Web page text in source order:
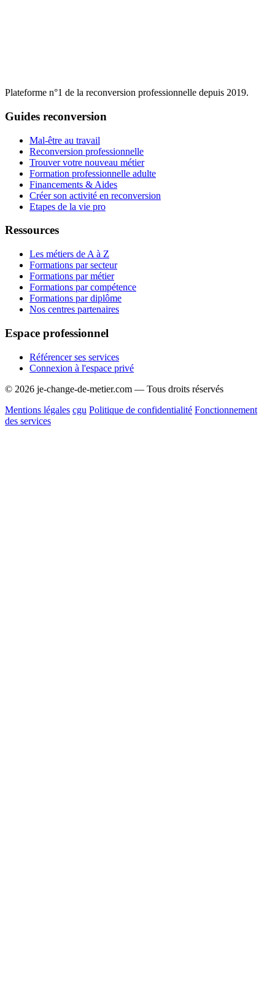
Plateforme n°1 de la reconversion professionnelle depuis 2019.
Guides reconversion
Mal-être au travail
Reconversion professionnelle
Trouver votre nouveau métier
Formation professionnelle adulte
Financements & Aides
Créer son activité en reconversion
Etapes de la vie pro
Ressources
Les métiers de A à Z
Formations par secteur
Formations par métier
Formations par compétence
Formations par diplôme
Nos centres partenaires
Espace professionnel
Référencer ses services
Connexion à l'espace privé
© 2026 je-change-de-metier.com — Tous droits réservés
Mentions légales cgu Politique de confidentialité Fonctionnement
des services